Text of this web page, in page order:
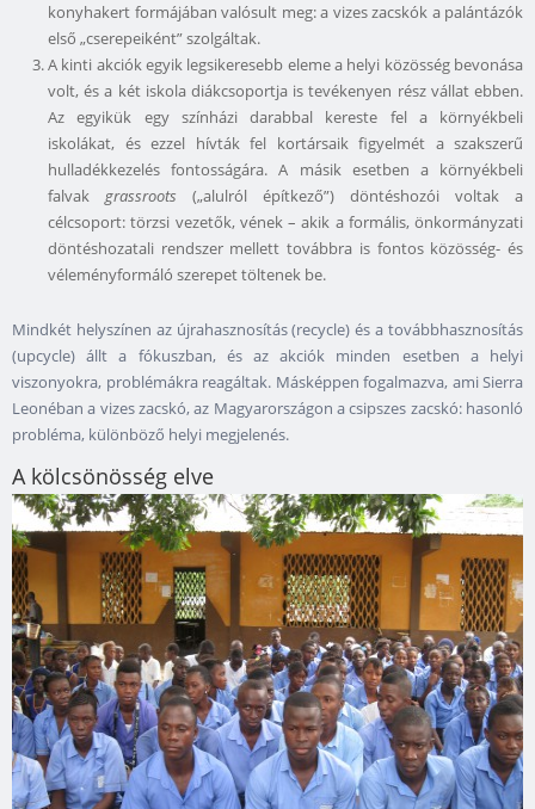
konyhakert formájában valósult meg: a vizes zacskók a palántázók
első „cserepeiként” szolgáltak.
A kinti akciók egyik legsikeresebb eleme a helyi közösség bevonása
volt, és a két iskola diákcsoportja is tevékenyen rész vállat ebben.
Az egyikük egy színházi darabbal kereste fel a környékbeli
iskolákat, és ezzel hívták fel kortársaik figyelmét a szakszerű
hulladékkezelés fontosságára. A másik esetben a környékbeli
falvak grassroots („alulról építkező”) döntéshozói voltak a
célcsoport: törzsi vezetők, vének – akik a formális, önkormányzati
döntéshozatali rendszer mellett továbbra is fontos közösség- és
véleményformáló szerepet töltenek be.
Mindkét helyszínen az újrahasznosítás (recycle) és a továbbhasznosítás
(upcycle) állt a fókuszban, és az akciók minden esetben a helyi
viszonyokra, problémákra reagáltak. Másképpen fogalmazva, ami Sierra
Leonéban a vizes zacskó, az Magyarországon a csipszes zacskó: hasonló
probléma, különböző helyi megjelenés.
A kölcsönösség elve